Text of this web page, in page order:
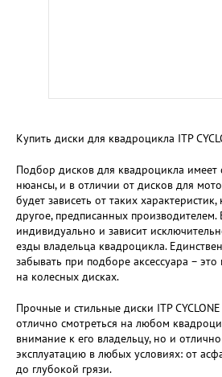
Купить диски для квадроцикла ITP
Подбор дисков для квадроцикла имеет
нюансы, и в отличии от дисков для
будет зависеть от таких
другое, предписанных производителем.
индивидуально и зависит
езды владельца квадроцикла.
забывать при подборе аксессуара –
на колесных дисках.
Прочные и стильные диски ITP
отлично смотреться на любом
внимание к его владельцу, но и
эксплуатацию в любых условиях: от
до глубокой грязи.